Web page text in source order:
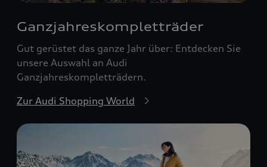
Ganzjahreskomplett­räder
Gut gerüstet das ganze Jahr über: Entdecken Sie
unsere Auswahl an Audi
Ganzjahreskompletträdern.
Zur Audi Shopping World